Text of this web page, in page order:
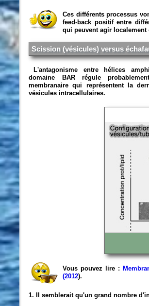
Ces différents processus
feed-back positif entre
qui peuvent agir localement
Scission (vésicules) versus
L'antagonisme entre hélices
domaine BAR régule
membranaire qui représentent la
vésicules intracellulaires.
Vous pouvez lire :
(2012).
1. Il semblerait qu'un grand nombre